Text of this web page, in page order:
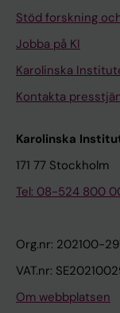
Stöd forskning
Jobba på KI
Karolinska
Kontakta
Karolinska
171 77 Stockholm
Tel: 08-524 800
Org.nr: 202100-
VAT.nr:
Om webbplatsen